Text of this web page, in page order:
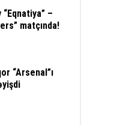
–
matçında!
“Arsenal”ı